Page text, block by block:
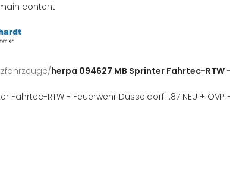
content
/herpa 094627 MB Sprinter Fahrtec-RTW